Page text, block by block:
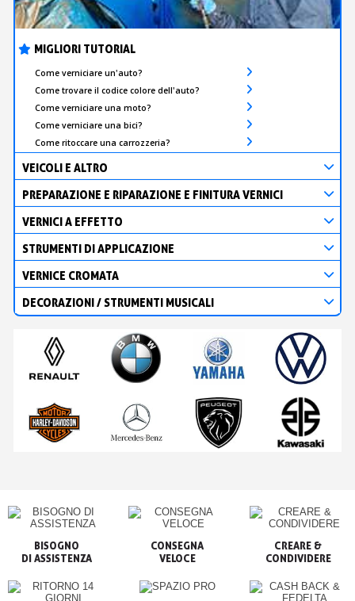
MIGLIORI TUTORIAL
Come verniciare un'auto?
Come trovare il codice colore dell'auto?
Come verniciare una moto?
Come verniciare una bici?
Come ritoccare una carrozzeria?
VEICOLI E ALTRO
PREPARAZIONE E RIPARAZIONE E FINITURA VERNICI
VERNICI A EFFETTO
STRUMENTI DI APPLICAZIONE
VERNICE CROMATA
DECORAZIONI / STRUMENTI MUSICALI
BISOGNO
CONSEGNA
VELOCE
CREARE &
CONDIVIDERE